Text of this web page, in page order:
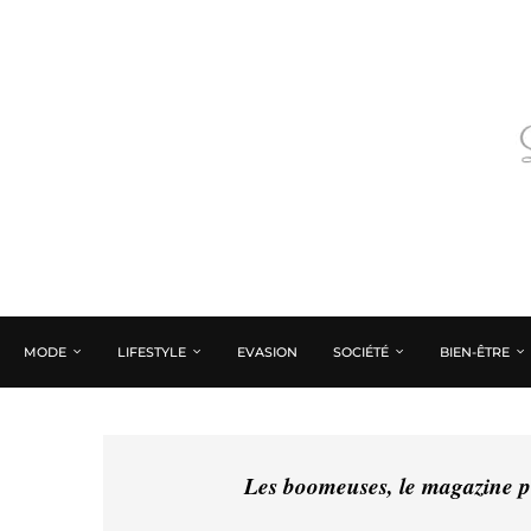
MODE LIFESTYLE EVASION SOCIÉTÉ BIEN-ÊTRE
Les boomeuses, le